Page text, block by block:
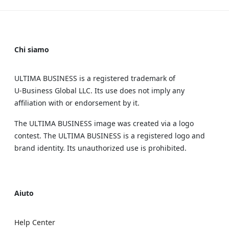
Chi siamo
ULTIMA BUSINESS is a registered trademark of
U‑Business Global LLC. Its use does not imply any
affiliation with or endorsement by it.
The ULTIMA BUSINESS image was created via a logo
contest. The ULTIMA BUSINESS is a registered logo and
brand identity. Its unauthorized use is prohibited.
Aiuto
Help Center